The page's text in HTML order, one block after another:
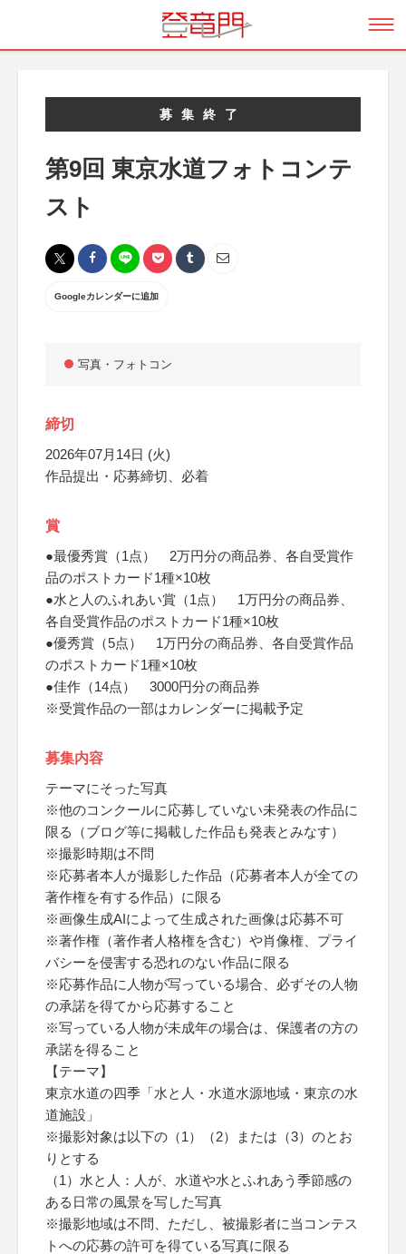
募集終了
第9回 東京水道フォトコンテ
スト
Googleカレンダーに追加
写真・フォトコン
締切
2026年07月14日 (火)
作品提出・応募締切、必着
賞
●最優秀賞（1点） 2万円分の商品券、各自受賞作
品のポストカード1種×10枚
●水と人のふれあい賞（1点） 1万円分の商品券、
各自受賞作品のポストカード1種×10枚
●優秀賞（5点） 1万円分の商品券、各自受賞作品
のポストカード1種×10枚
●佳作（14点） 3000円分の商品券
※受賞作品の一部はカレンダーに掲載予定
募集内容
テーマにそった写真
※他のコンクールに応募していない未発表の作品に
限る（ブログ等に掲載した作品も発表とみなす）
※撮影時期は不問
※応募者本人が撮影した作品（応募者本人が全ての
著作権を有する作品）に限る
※画像生成AIによって生成された画像は応募不可
※著作権（著作者人格権を含む）や肖像権、プライ
バシーを侵害する恐れのない作品に限る
※応募作品に人物が写っている場合、必ずその人物
の承諾を得てから応募すること
※写っている人物が未成年の場合は、保護者の方の
承諾を得ること
【テーマ】
東京水道の四季「水と人・水道水源地域・東京の水
道施設」
※撮影対象は以下の（1）（2）または（3）のとお
りとする
（1）水と人：人が、水道や水とふれあう季節感の
ある日常の風景を写した写真
※撮影地域は不問、ただし、被撮影者に当コンテス
トへの応募の許可を得ている写真に限る